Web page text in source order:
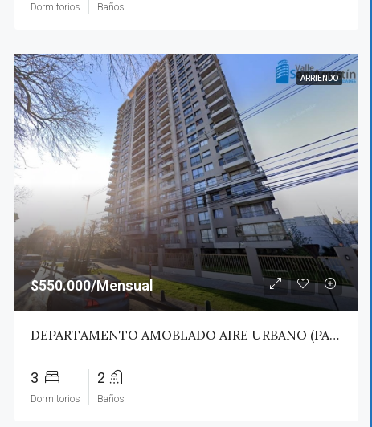
Dormitorios Baños
ARRIENDO
$550.000/Mensual
DEPARTAMENTO AMOBLADO AIRE URBANO (PAZ) – TALCA
3
Dormitorios
2
Baños